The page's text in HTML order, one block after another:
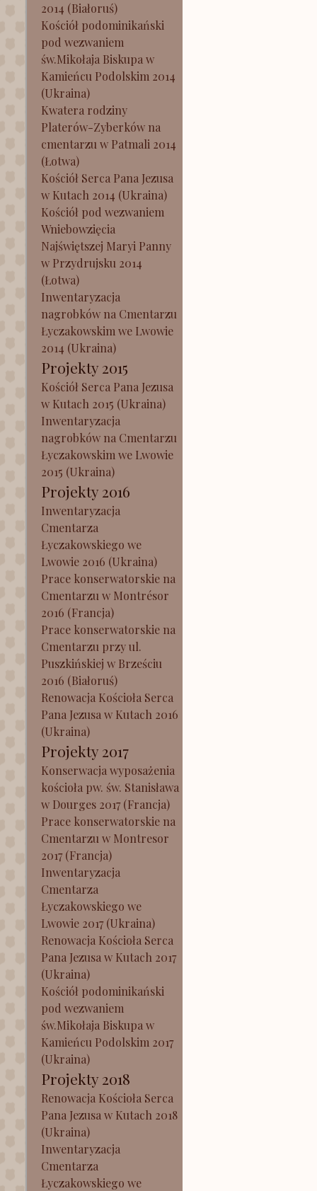
2014 (Białoruś)
Kościół podominikański
pod wezwaniem
św.Mikołaja Biskupa w
Kamieńcu Podolskim 2014
(Ukraina)
Kwatera rodziny
Platerów-Zyberków na
cmentarzu w Patmali 2014
(Łotwa)
Kościół Serca Pana Jezusa
w Kutach 2014 (Ukraina)
Kościół pod wezwaniem
Wniebowzięcia
Najświętszej Maryi Panny
w Przydrujsku 2014
(Łotwa)
Inwentaryzacja
nagrobków na Cmentarzu
Łyczakowskim we Lwowie
2014 (Ukraina)
Projekty 2015
Kościół Serca Pana Jezusa
w Kutach 2015 (Ukraina)
Inwentaryzacja
nagrobków na Cmentarzu
Łyczakowskim we Lwowie
2015 (Ukraina)
Projekty 2016
Inwentaryzacja
Cmentarza
Łyczakowskiego we
Lwowie 2016 (Ukraina)
Prace konserwatorskie na
Cmentarzu w Montrésor
2016 (Francja)
Prace konserwatorskie na
Cmentarzu przy ul.
Puszkińskiej w Brześciu
2016 (Białoruś)
Renowacja Kościoła Serca
Pana Jezusa w Kutach 2016
(Ukraina)
Projekty 2017
Konserwacja wyposażenia
kościoła pw. św. Stanisława
w Dourges 2017 (Francja)
Prace konserwatorskie na
Cmentarzu w Montresor
2017 (Francja)
Inwentaryzacja
Cmentarza
Łyczakowskiego we
Lwowie 2017 (Ukraina)
Renowacja Kościoła Serca
Pana Jezusa w Kutach 2017
(Ukraina)
Kościół podominikański
pod wezwaniem
św.Mikołaja Biskupa w
Kamieńcu Podolskim 2017
(Ukraina)
Projekty 2018
Renowacja Kościoła Serca
Pana Jezusa w Kutach 2018
(Ukraina)
Inwentaryzacja
Cmentarza
Łyczakowskiego we